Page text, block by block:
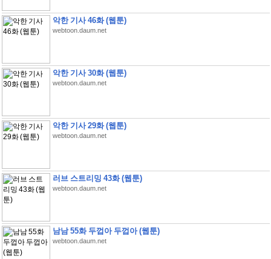
악한 기사 46화 (웹툰)
webtoon.daum.net
악한 기사 30화 (웹툰)
webtoon.daum.net
악한 기사 29화 (웹툰)
webtoon.daum.net
러브 스트리밍 43화 (웹툰)
webtoon.daum.net
남남 55화 두껍아 두껍아 (웹툰)
webtoon.daum.net